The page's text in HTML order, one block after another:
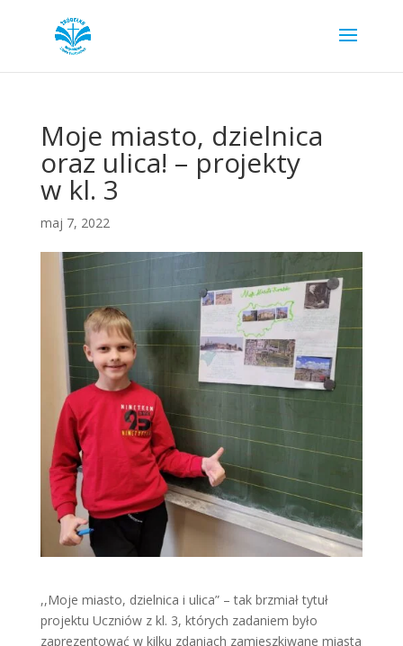
Moje miasto, dzielnica
oraz ulica! – projekty
w kl. 3
maj 7, 2022
,,Moje miasto, dzielnica i ulica” – tak brzmiał tytuł
projektu Uczniów z kl. 3, których zadaniem było
zaprezentować w kilku zdaniach zamieszkiwane miasta